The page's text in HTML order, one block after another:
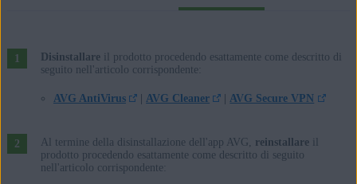
Microsoft Windows 11 Home / Pro / Enterprise / Education
bit
Microsoft Windows 8.1 / Pro / Enterprise - 32/64 bit
Microsoft Windows 8 / Pro / Enterprise - 32/64 bit
Enterprise / Ultimate - Service Pack 1 con aggiornamento
cumulativo Convenience Rollup, 32/64 bit
Apple macOS 11.x (Big Sur)
Disinstallareil prodotto procedendo esattamente come descritto di
seguito nell'articolo corrispondente:
AVG AntiVirus AVG Cleaner AVG Secure VPN
Al termine della disinstallazione dell'app AVG, reinstallareil
prodotto procedendo esattamente come descritto di seguito
nell'articolo corrispondente: